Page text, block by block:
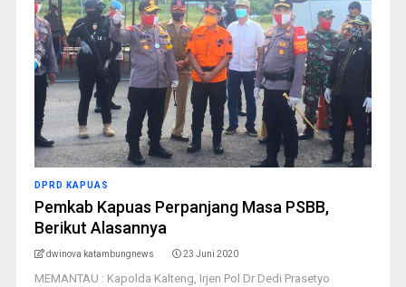
DPRD KAPUAS
Pemkab Kapuas Perpanjang Masa PSBB,
Berikut Alasannya
dwinova katambungnews 23 Juni 2020
MEMANTAU : Kapolda Kalteng, Irjen Pol Dr Dedi Prasetyo